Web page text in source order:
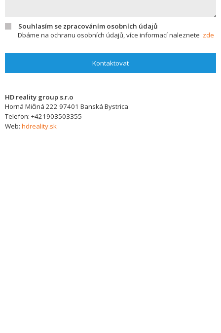
Souhlasím se zpracováním osobních údajů
Dbáme na ochranu osobních údajů, více informací naleznete zde
Kontaktovat
HD reality group s.r.o
Horná Mičiná 222 97401 Banská Bystrica
Telefon: +421903503355
Web: hdreality.sk